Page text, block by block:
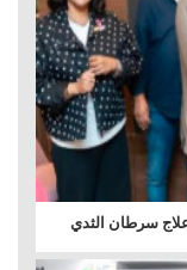
سرطان الثدي